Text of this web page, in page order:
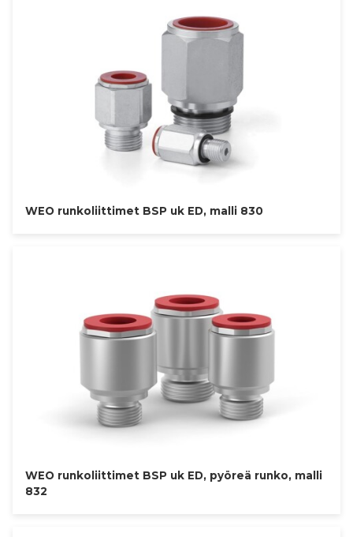
WEO runkoliittimet BSP uk ED, malli 830
WEO runkoliittimet BSP uk ED, pyöreä runko, malli
832